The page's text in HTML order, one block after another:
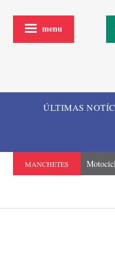
menu
ÚLTIMAS
MANCHETES